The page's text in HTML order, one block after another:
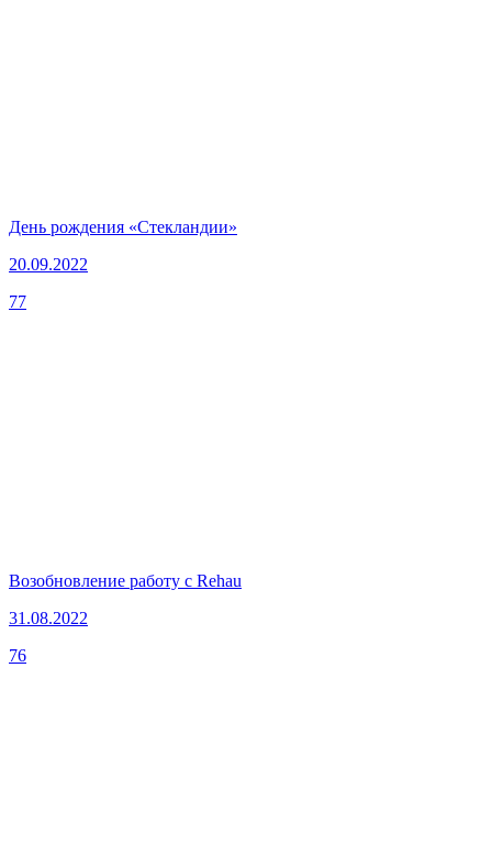
День рождения «Стекландии»
20.09.2022
77
Возобновление работу с Rehau
31.08.2022
76